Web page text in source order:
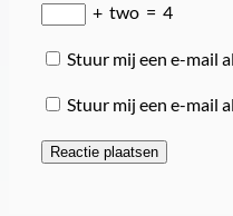
+ two = 4
Stuur mij een e-mail
Stuur mij een e-mail